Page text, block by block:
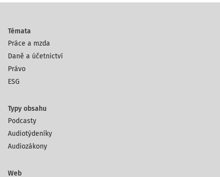
Témata
Práce a mzda
Daně a účetnictví
Právo
ESG
Typy obsahu
Podcasty
Audiotýdeníky
Audiozákony
Web